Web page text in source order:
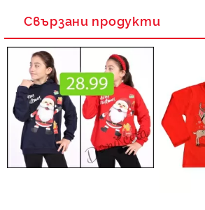
Свързани продукти